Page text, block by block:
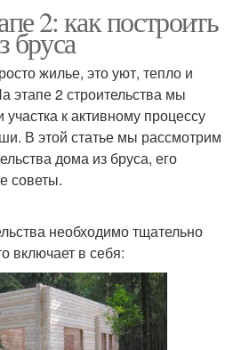
2: как построить
бруса
жилье, это уют, тепло и
этапе 2 строительства мы
к активному процессу
В этой статье мы рассмотрим
дома из бруса, его
советы.
необходимо тщательно
включает в себя: